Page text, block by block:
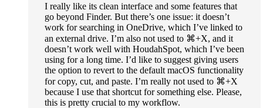
I really like its clean interface and some features that
go beyond Finder. But there’s one issue: it doesn’t
work for searching in OneDrive, which I’ve linked to
an external drive. I’m also not used to ⌘+X, and it
doesn’t work well with HoudahSpot, which I’ve been
using for a long time. I’d like to suggest giving users
the option to revert to the default macOS functionality
for copy, cut, and paste. I’m really not used to ⌘+X
because I use that shortcut for something else. Please,
this is pretty crucial to my workflow.